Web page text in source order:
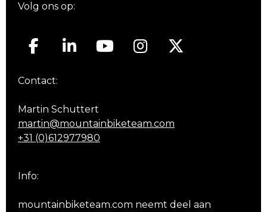
Volg ons op:
Contact:
Martin Schuttert
martin@mountainbiketeam.com
+31 (0)612977980
Info:
mountainbiketeam.com neemt deel aan